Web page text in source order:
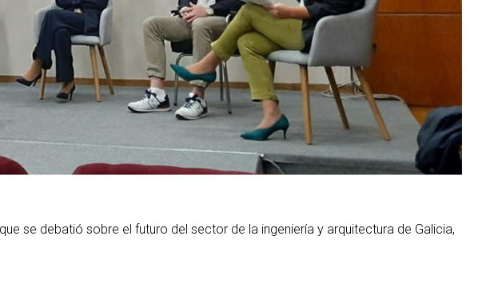
se debatió sobre el futuro del sector de la ingeniería y arquitectura de Galicia,